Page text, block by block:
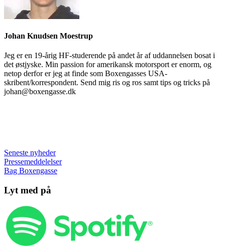
Johan Knudsen Moestrup
Jeg er en 19-årig HF-studerende på andet år af uddannelsen bosat i
det østjyske. Min passion for amerikansk motorsport er enorm, og
netop derfor er jeg at finde som Boxengasses USA-
skribent/korrespondent. Send mig ris og ros samt tips og tricks på
johan@boxengasse.dk
Seneste nyheder
Pressemeddelelser
Bag Boxengasse
Lyt med på